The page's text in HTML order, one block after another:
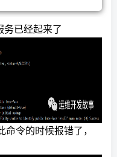
务已经起来了
命令的时候报错了，